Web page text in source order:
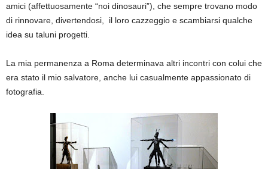
amici (affettuosamente “noi dinosauri”), che sempre trovano modo
di rinnovare, divertendosi, il loro cazzeggio e scambiarsi qualche
idea su taluni progetti.
La mia permanenza a Roma determinava altri incontri con colui che
era stato il mio salvatore, anche lui casualmente appassionato di
fotografia.